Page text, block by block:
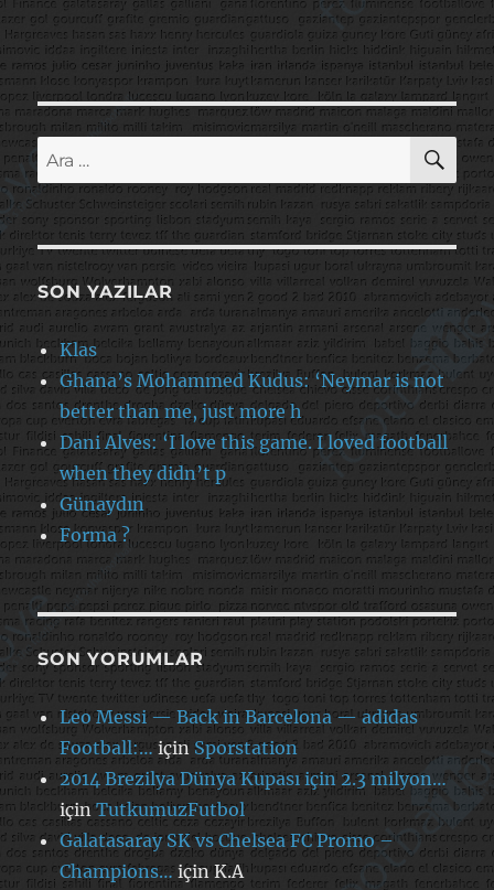
Ara:
SON YAZILAR
Klas
Ghana’s Mohammed Kudus: ‘Neymar is not
better than me, just more h
Dani Alves: ‘I love this game. I loved football
when they didn’t p
Günaydın
Forma ?
SON YORUMLAR
Leo Messi — Back in Barcelona — adidas
Football:…için Sporstation
2014 Brezilya Dünya Kupası için 2.3 milyon…
içinTutkumuzFutbol
Galatasaray SK vs Chelsea FC Promo –
Champions…içinK.A